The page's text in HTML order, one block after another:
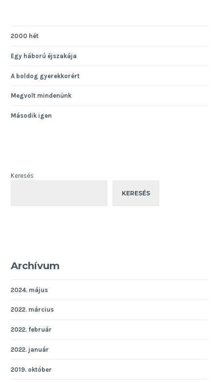
2000 hét
Egy háború éjszakája
A boldog gyerekkorért
Megvolt mindenünk
Második igen
Keresés
KERESÉS
Archívum
2024. május
2022. március
2022. február
2022. január
2019. október